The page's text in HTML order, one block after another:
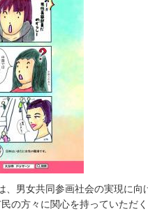
、男女共同参画社会の実現に
の方々に関心を持っていただ